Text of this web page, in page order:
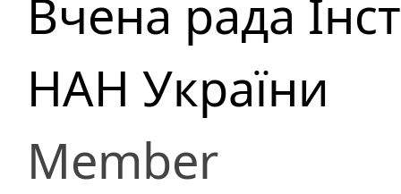
Вчена рада
НАН України
Member